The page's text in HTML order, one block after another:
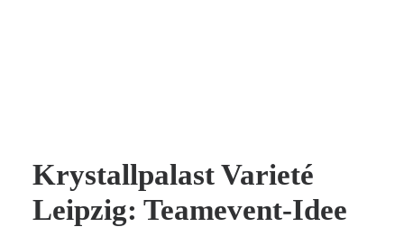
Krystallpalast Varieté
Leipzig: Teamevent-Idee